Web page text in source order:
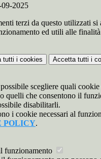
2025
terzi da questo utilizzati si
ed utili alle
tutti i cookies Accetta tutti i
scegliere quali
quelli che consentono il
disabilitarli.
i cookie necessari al
POLICY.
funzionamento